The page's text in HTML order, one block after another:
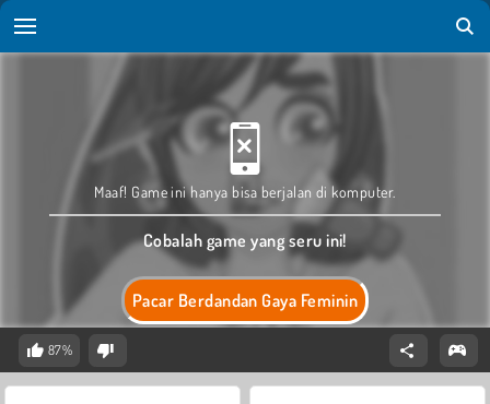
Pacar Berdandan Gaya Feminin
Maaf! Game ini hanya bisa berjalan di komputer.
Cobalah game yang seru ini!
87%